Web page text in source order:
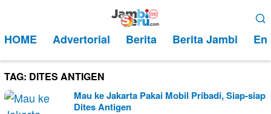
kontenMobile
HOME Advertorial Berita Berita Jambi
TAG: DITES ANTIGEN
Mau ke Jakarta Pakai Mobil Pribadi, Siap-siap
Dites Antigen